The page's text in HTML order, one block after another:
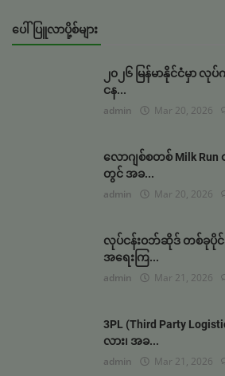
ပေါ်ပြူလာပို့စ်များ
၂၀၂၆ မြန်မာနိုင်ငံမှာ
ငန...
admin Mar 20, 2026
လောဂျစ်စတစ် Milk Run
တွင် အခ...
admin Mar 20, 2026
လုပ်ငန်းဝဘ်ဆိုဒ် တစ်ခုပိုင်
အရေးကြ...
admin Mar 21, 2026
3PL (Third Party
လား၊ အခ...
admin Mar 21, 2026